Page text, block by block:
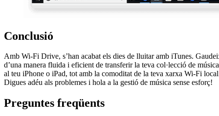
Conclusió
Amb Wi-Fi Drive, s’han acabat els dies de lluitar amb iTunes.
d’una manera fluida i eficient de transferir la teva col·lecció de música
al teu iPhone o iPad, tot amb la comoditat de la teva xarxa Wi-Fi
Digues adéu als problemes i hola a la gestió de música sense esforç!
Preguntes freqüents